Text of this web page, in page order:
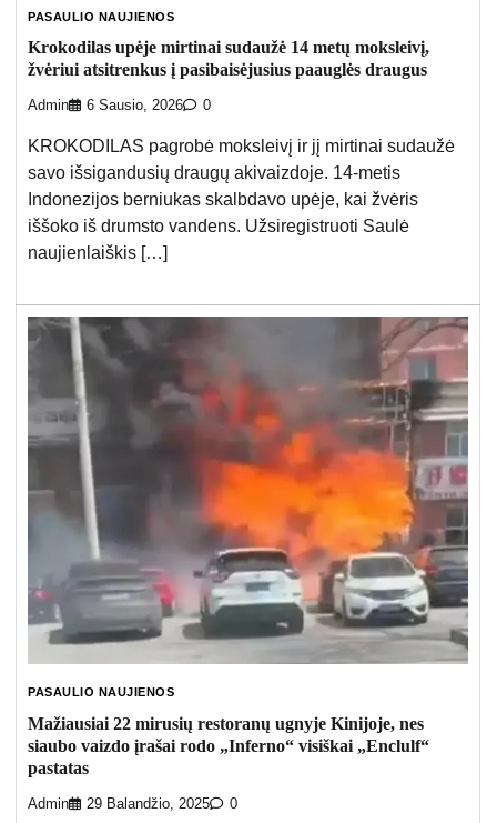
PASAULIO NAUJIENOS
Krokodilas upėje mirtinai sudaužė 14 metų moksleivį,
žvėriui atsitrenkus į pasibaisėjusius paauglės draugus
Admin 6 Sausio, 2026 0
KROKODILAS pagrobė moksleivį ir jį mirtinai sudaužė
savo išsigandusių draugų akivaizdoje. 14-metis
Indonezijos berniukas skalbdavo upėje, kai žvėris
iššoko iš drumsto vandens. Užsiregistruoti Saulė
naujienlaiškis […]
PASAULIO NAUJIENOS
Mažiausiai 22 mirusių restoranų ugnyje Kinijoje, nes
siaubo vaizdo įrašai rodo „Inferno“ visiškai „Enclulf“
pastatas
Admin 29 Balandžio, 2025 0